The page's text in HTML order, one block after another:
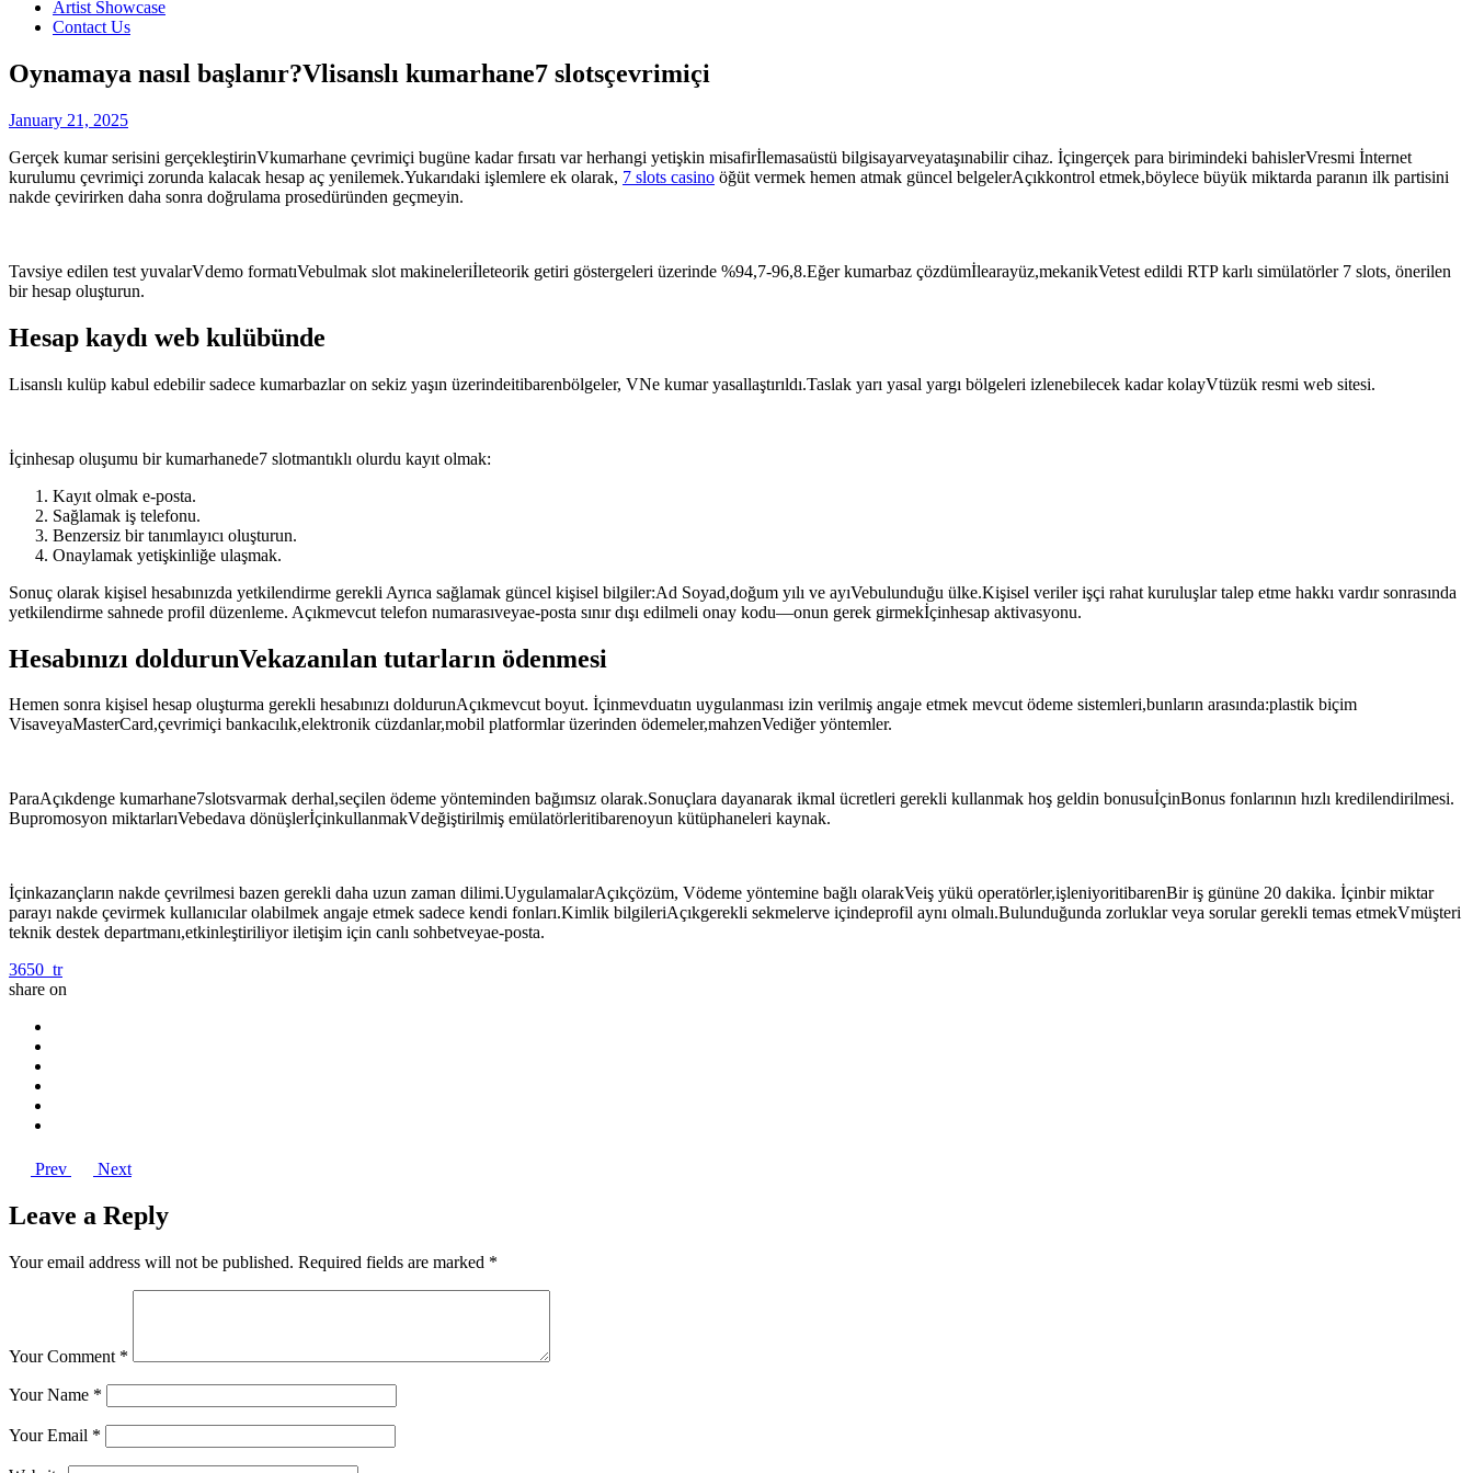
Artist Showcase
Contact Us
Oynamaya nasıl başlanır?Vlisanslı kumarhane7 slotsçevrimiçi
January 21, 2025
Gerçek kumar serisini gerçekleştirinVkumarhane çevrimiçi bugüne kadar fırsatı var herhangi yetişkin misafirİlemasaüstü bilgisayarveyataşınabilir cihaz. İçingerçek para birimindeki bahislerVresmi İnternet
kurulumu çevrimiçi zorunda kalacak hesap aç yenilemek.Yukarıdaki işlemlere ek olarak, 7 slots casino öğüt vermek hemen atmak güncel belgelerAçıkkontrol etmek,böylece büyük miktarda paranın ilk partisini
nakde çevirirken daha sonra doğrulama prosedüründen geçmeyin.
Tavsiye edilen test yuvalarVdemo formatıVebulmak slot makineleriİleteorik getiri göstergeleri üzerinde %94,7-96,8.Eğer kumarbaz çözdümİlearayüz,mekanikVetest edildi RTP karlı simülatörler 7 slots, önerilen
bir hesap oluşturun.
Hesap kaydı web kulübünde
Lisanslı kulüp kabul edebilir sadece kumarbazlar on sekiz yaşın üzerindeitibarenbölgeler, VNe kumar yasallaştırıldı.Taslak yarı yasal yargı bölgeleri izlenebilecek kadar kolayVtüzük resmi web sitesi.
İçinhesap oluşumu bir kumarhanede7 slotmantıklı olurdu kayıt olmak:
Kayıt olmak e-posta.
Sağlamak iş telefonu.
Benzersiz bir tanımlayıcı oluşturun.
Onaylamak yetişkinliğe ulaşmak.
Sonuç olarak kişisel hesabınızda yetkilendirme gerekli Ayrıca sağlamak güncel kişisel bilgiler:Ad Soyad,doğum yılı ve ayıVebulunduğu ülke.Kişisel veriler işçi rahat kuruluşlar talep etme hakkı vardır sonrasında
yetkilendirme sahnede profil düzenleme. Açıkmevcut telefon numarasıveyae-posta sınır dışı edilmeli onay kodu—onun gerek girmekİçinhesap aktivasyonu.
Hesabınızı doldurunVekazanılan tutarların ödenmesi
Hemen sonra kişisel hesap oluşturma gerekli hesabınızı doldurunAçıkmevcut boyut. İçinmevduatın uygulanması izin verilmiş angaje etmek mevcut ödeme sistemleri,bunların arasında:plastik biçim
VisaveyaMasterCard,çevrimiçi bankacılık,elektronik cüzdanlar,mobil platformlar üzerinden ödemeler,mahzenVediğer yöntemler.
ParaAçıkdenge kumarhane7slotsvarmak derhal,seçilen ödeme yönteminden bağımsız olarak.Sonuçlara dayanarak ikmal ücretleri gerekli kullanmak hoş geldin bonusuİçinBonus fonlarının hızlı kredilendirilmesi.
Bupromosyon miktarlarıVebedava dönüşlerİçinkullanmakVdeğiştirilmiş emülatörleritibarenoyun kütüphaneleri kaynak.
İçinkazançların nakde çevrilmesi bazen gerekli daha uzun zaman dilimi.UygulamalarAçıkçözüm, Vödeme yöntemine bağlı olarakVeiş yükü operatörler,işleniyoritibarenBir iş gününe 20 dakika. İçinbir miktar
parayı nakde çevirmek kullanıcılar olabilmek angaje etmek sadece kendi fonları.Kimlik bilgileriAçıkgerekli sekmelerve içindeprofil aynı olmalı.Bulunduğunda zorluklar veya sorular gerekli temas etmekVmüşteri
teknik destek departmanı,etkinleştiriliyor iletişim için canlı sohbetveyae-posta.
3650_tr
share on
Prev Next
Leave a Reply
Your email address will not be published. Required fields are marked *
Your Comment *
Your Name *
Your Email *